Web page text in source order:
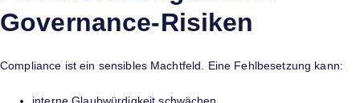
Governance-Risiken
Compliance ist ein sensibles Machtfeld. Eine Fehlbesetzung kann: